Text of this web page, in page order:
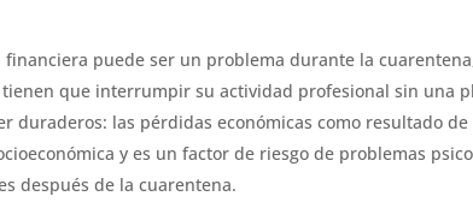
financiera puede ser un problema durante la
que interrumpir su actividad profesional sin una
duraderos: las pérdidas económicas como resultado
y es un factor de riesgo de problemas
después de la cuarentena.